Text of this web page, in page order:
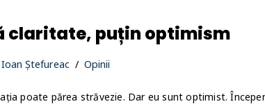
claritate, puțin optimism
Ioan Ștefureac Opinii
poate părea străvezie. Dar eu sunt optimist.